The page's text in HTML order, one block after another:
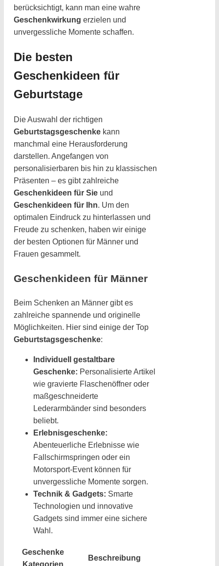
berücksichtigt, kann man eine wahre
Geschenkwirkung erzielen und
unvergessliche Momente schaffen.
Die besten
Geschenkideen für
Geburtstage
Die Auswahl der richtigen
Geburtstagsgeschenke kann
manchmal eine Herausforderung
darstellen. Angefangen von
personalisierbaren bis hin zu klassischen
Präsenten – es gibt zahlreiche
Geschenkideen für Sie und
Geschenkideen für Ihn. Um den
optimalen Eindruck zu hinterlassen und
Freude zu schenken, haben wir einige
der besten Optionen für Männer und
Frauen gesammelt.
Geschenkideen für Männer
Beim Schenken an Männer gibt es
zahlreiche spannende und originelle
Möglichkeiten. Hier sind einige der Top
Geburtstagsgeschenke:
Individuell gestaltbare
Geschenke: Personalisierte Artikel
wie gravierte Flaschenöffner oder
maßgeschneiderte
Lederarmbänder sind besonders
beliebt.
Erlebnisgeschenke:
Abenteuerliche Erlebnisse wie
Fallschirmspringen oder ein
Motorsport-Event können für
unvergessliche Momente sorgen.
Technik & Gadgets: Smarte
Technologien und innovative
Gadgets sind immer eine sichere
Wahl.
Geschenke
Kategorien
Beschreibung